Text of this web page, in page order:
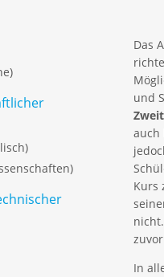
Das
und
auch
Kurs
In